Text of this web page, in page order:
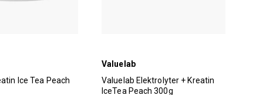
Ice Tea Peach
Valuelab
Valuelab Elektrolyter + Kreatin
IceTea Peach 300g